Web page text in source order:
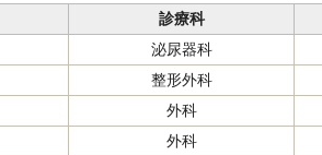
診療科
泌尿器科
整形外科
外科
外科